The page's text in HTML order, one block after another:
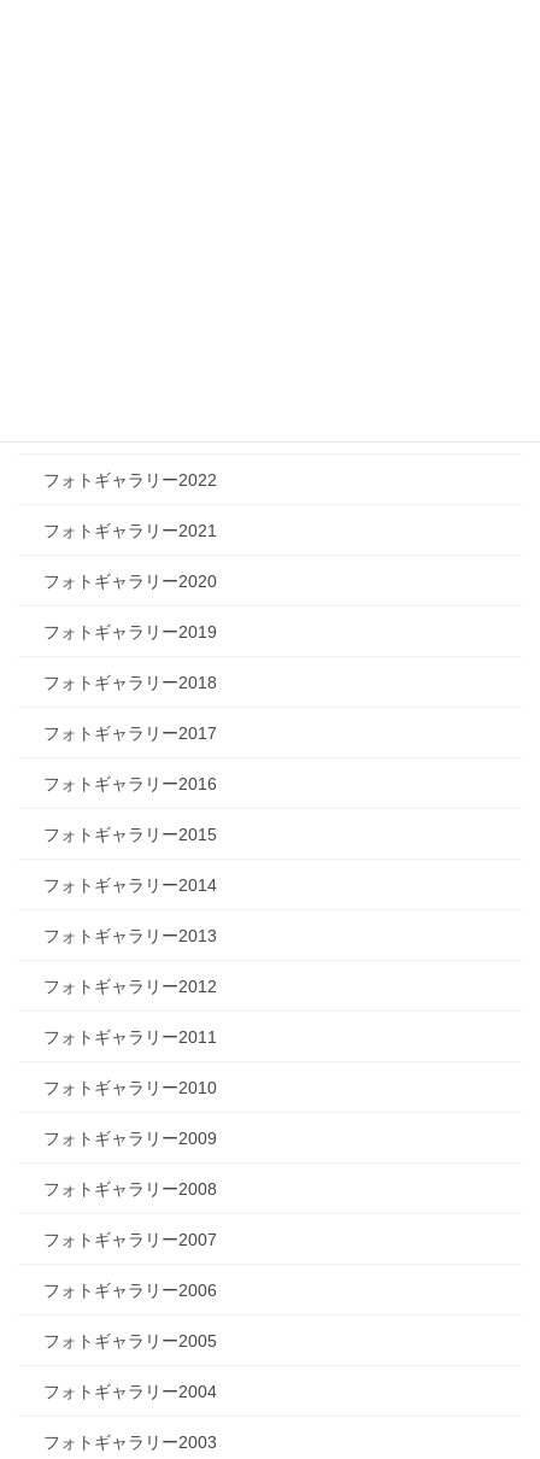
フォトギャラリー2022
フォトギャラリー2021
フォトギャラリー2020
フォトギャラリー2019
フォトギャラリー2018
フォトギャラリー2017
フォトギャラリー2016
フォトギャラリー2015
フォトギャラリー2014
フォトギャラリー2013
フォトギャラリー2012
フォトギャラリー2011
フォトギャラリー2010
フォトギャラリー2009
フォトギャラリー2008
フォトギャラリー2007
フォトギャラリー2006
フォトギャラリー2005
フォトギャラリー2004
フォトギャラリー2003